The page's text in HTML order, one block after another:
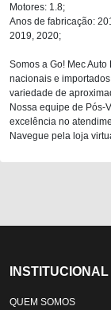
Motores: 1.8;
Anos de fabricação:
2019, 2020;
Somos a Go! Mec
nacionais e
variedade de
Nossa equipe de Pós-
excelência no
Navegue pela loja
INSTITUCIONAL
QUEM SOMOS